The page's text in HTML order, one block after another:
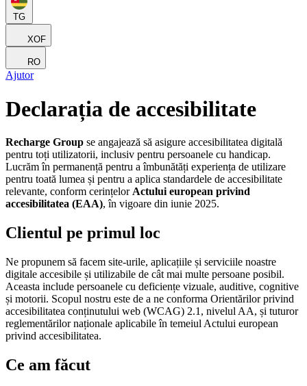
TG
XOF
RO
Ajutor
Declarația de accesibilitate
Recharge Group se angajează să asigure accesibilitatea digitală
pentru toți utilizatorii, inclusiv pentru persoanele cu handicap.
Lucrăm în permanență pentru a îmbunătăți experiența de utilizare
pentru toată lumea și pentru a aplica standardele de accesibilitate
relevante, conform cerințelor Actului european privind
accesibilitatea (EAA), în vigoare din iunie 2025.
Clientul pe primul loc
Ne propunem să facem site-urile, aplicațiile și serviciile noastre
digitale accesibile și utilizabile de cât mai multe persoane posibil.
Aceasta include persoanele cu deficiențe vizuale, auditive, cognitive
și motorii. Scopul nostru este de a ne conforma Orientărilor privind
accesibilitatea conținutului web (WCAG) 2.1, nivelul AA, și tuturor
reglementărilor naționale aplicabile în temeiul Actului european
privind accesibilitatea.
Ce am făcut